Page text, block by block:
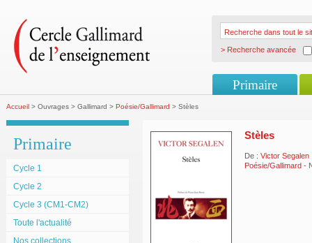
> Recherche avancée
Primaire
Accueil > Ouvrages > Gallimard > Poésie/Gallimard > Stèles
Primaire
Cycle 1
Cycle 2
Cycle 3 (CM1-CM2)
Toute l'actualité
Nos collections
Stèles
De : Victor Segalen
Poésie/Gallimard -